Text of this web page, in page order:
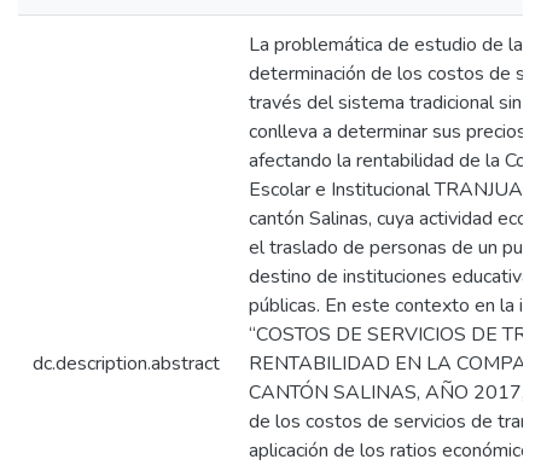
dc.description.abstract
La problemática de estudio de la
determinación de los costos de
través del sistema tradicional sin
conlleva a determinar sus precios
afectando la rentabilidad de la
Escolar e Institucional
cantón Salinas, cuya actividad
el traslado de personas de un
destino de instituciones
públicas. En este contexto en la
“COSTOS DE SERVICIOS DE
RENTABILIDAD EN LA
CANTÓN SALINAS, AÑO 2017,
de los costos de servicios de
aplicación de los ratios